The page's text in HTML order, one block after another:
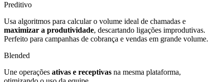
Preditivo
Usa algoritmos para calcular o volume ideal de chamadas e
maximizar a produtividade, descartando ligações improdutivas.
Perfeito para campanhas de cobrança e vendas em grande volume.
Blended
Une operações ativas e receptivas na mesma plataforma,